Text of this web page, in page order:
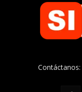
Contáctanos: